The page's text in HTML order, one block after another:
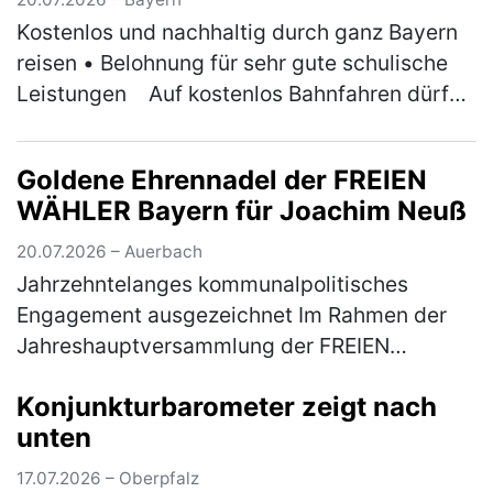
Kostenlos und nachhaltig durch ganz Bayern
reisen • Belohnung für sehr gute schulische
Leistungen ￼Auf kostenlos Bahnfahren dürfen
Goldene Ehrennadel der FREIEN
WÄHLER Bayern für Joachim Neuß
20.07.2026 – Auerbach
Jahrzehntelanges kommunalpolitisches
Engagement ausgezeichnet Im Rahmen der
Jahreshauptversammlung der FREIEN
Goldenen Ehrennadel der FREIEN WÄHLER
Bayern aus…
Konjunkturbarometer zeigt nach
unten
17.07.2026 – Oberpfalz